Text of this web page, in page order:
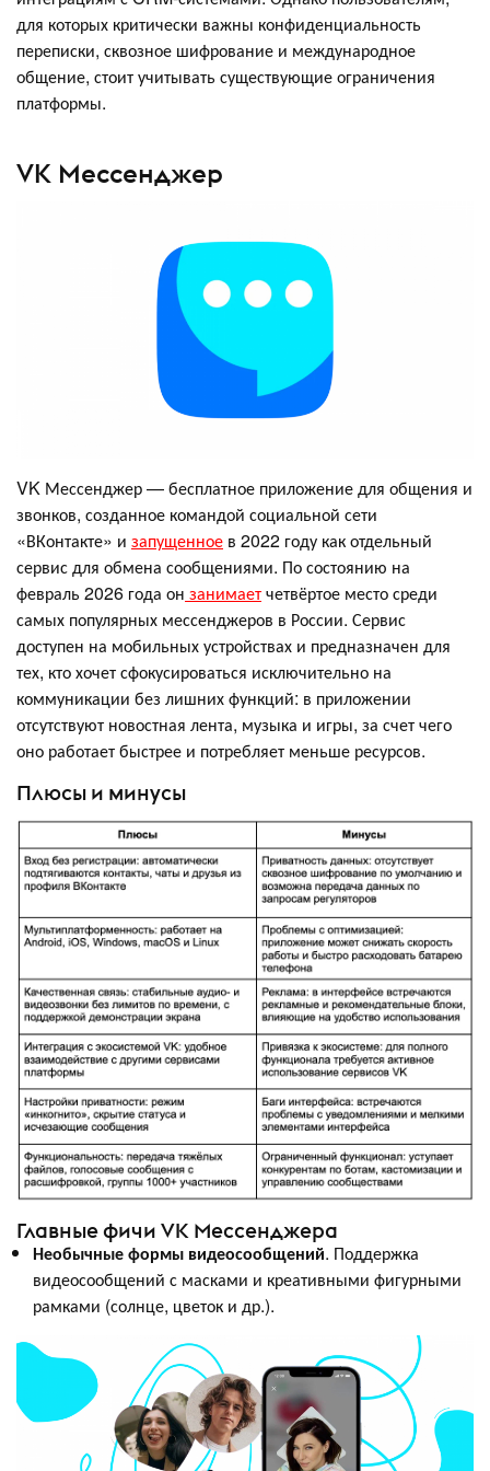
для которых критически важны конфиденциальность
переписки, сквозное шифрование и международное
общение, стоит учитывать существующие ограничения
платформы.
VK Мессенджер
VK Мессенджер — бесплатное приложение для общения и
звонков, созданное командой социальной сети
«ВКонтакте» и запущенное в 2022 году как отдельный
сервис для обмена сообщениями. По состоянию на
февраль 2026 года он занимаетчетвёртое место среди
самых популярных мессенджеров в России. Сервис
доступен на мобильных устройствах и предназначен для
тех, кто хочет сфокусироваться исключительно на
коммуникации без лишних функций: в приложении
отсутствуют новостная лента, музыка и игры, за счет чего
оно работает быстрее и потребляет меньше ресурсов.
Плюсы и минусы
Главные фичи VK Мессенджера
Необычные формы видеосообщений. Поддержка
видеосообщений с масками и креативными фигурными
рамками (солнце, цветок и др.).